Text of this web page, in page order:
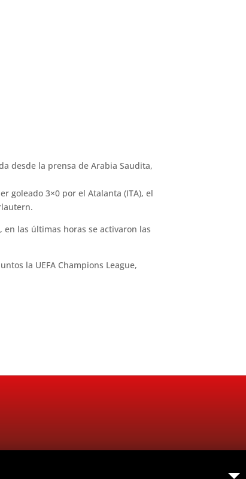
desde la prensa de Arabia Saudita,
goleado 3×0 por el Atalanta (ITA), el
las últimas horas se activaron las
la UEFA Champions League,